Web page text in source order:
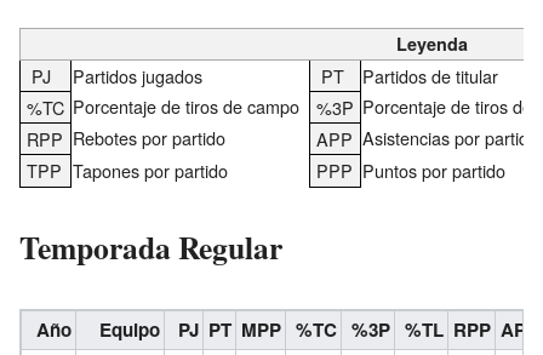
Leyenda
PJ Partidos jugados PT
Partidos de titular
%TC Porcentaje de tiros de campo %3P Porcentaje de tiros de
RPP Rebotes por partido APP Asistencias por partido
TPP Tapones por partido PPP Puntos por partido
Temporada Regular
Año Equipo PJ PT MPP %TC %3P %TL RPP APP